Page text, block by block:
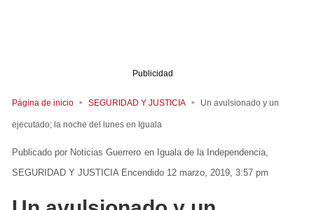
Publicidad
Página de inicio SEGURIDAD Y JUSTICIA Un avulsionado y un
ejecutado; la noche del lunes en Iguala
Noticias Guerrero en Iguala de la Independencia
SEGURIDAD Y JUSTICIA Encendido 12 marzo, 2019, 3:57 pm